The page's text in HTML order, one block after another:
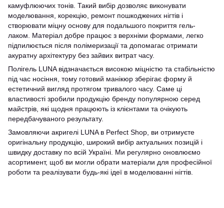
камуфлюючих тонів. Такий вибір дозволяє виконувати
моделювання, корекцію, ремонт пошкоджених нігтів і
створювати міцну основу для подальшого покриття гель-
лаком. Матеріал добре працює з верхніми формами, легко
підпилюється після полімеризації та допомагає отримати
акуратну архітектуру без зайвих витрат часу.
Полігель LUNA відзначається високою міцністю та стабільністю
під час носіння, тому готовий манікюр зберігає форму й
естетичний вигляд протягом тривалого часу. Саме ці
властивості зробили продукцію бренду популярною серед
майстрів, які щодня працюють із клієнтами та очікують
передбачуваного результату.
Замовляючи акригелі LUNA в Perfect Shop, ви отримуєте
оригінальну продукцію, широкий вибір актуальних позицій і
швидку доставку по всій Україні. Ми регулярно оновлюємо
асортимент, щоб ви могли обрати матеріали для професійної
роботи та реалізувати будь-які ідеї в моделюванні нігтів.